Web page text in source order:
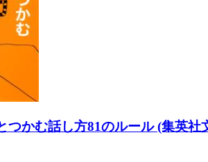
つかむ話し方81のルール (集英社